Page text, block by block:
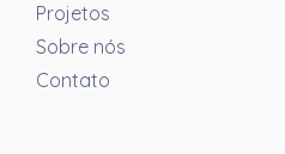
Projetos
Sobre nós
Contato